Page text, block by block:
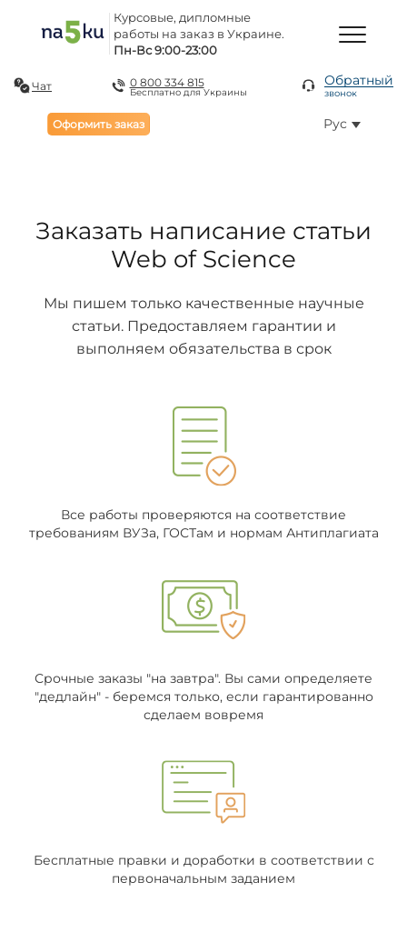
Курсовые, дипломные
работы на заказ в Украине.
Пн-Вс 9:00-23:00
Чат 0 800 334 815
Бесплатно для Украины
Обратный
звонок
Оформить заказ Рус
Заказать написание статьи
Web of Science
Мы пишем только качественные научные
статьи. Предоставляем гарантии и
выполняем обязательства в срок
Все работы проверяются на соответствие
требованиям ВУЗа, ГОСТам и нормам Антиплагиата
Срочные заказы "на завтра". Вы сами определяете
"дедлайн" - беремся только, если гарантированно
сделаем вовремя
Бесплатные правки и доработки в соответствии с
первоначальным заданием